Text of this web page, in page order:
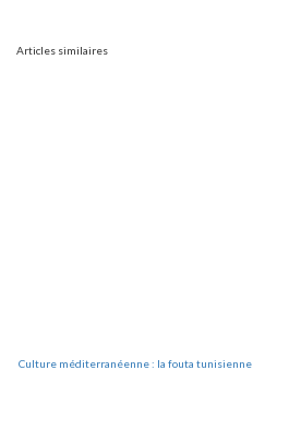
Articles similaires
Culture méditerranéenne : la fouta tunisienne